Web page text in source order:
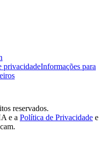
privacidadeInformações para
reservados.
e a Política de Privacidade e